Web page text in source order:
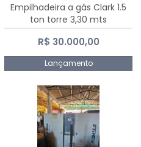
Empilhadeira a gás Clark 1.5
ton torre 3,30 mts
R$ 30.000,00
Lançamento